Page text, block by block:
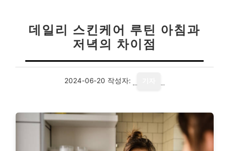
데일리 스킨케어 루틴 아침과
저녁의 차이점
2024-06-20 작성자: